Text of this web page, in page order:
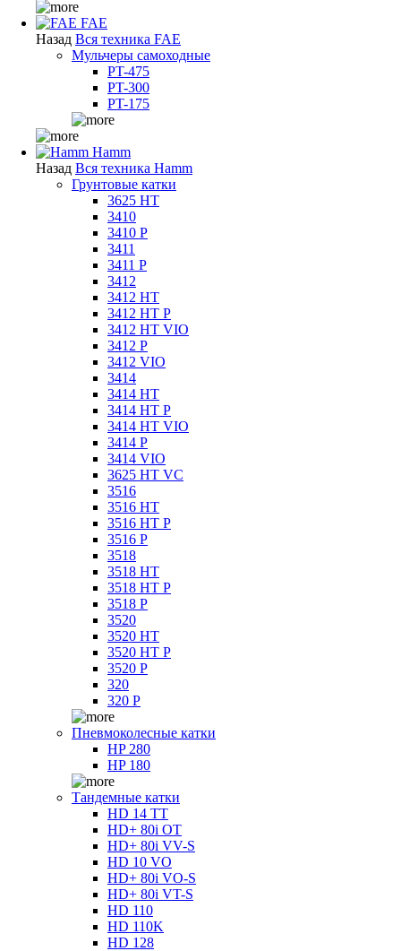
FAE
Назад Вся техника FAE
Мульчеры самоходные
PT-475
PT-300
PT-175
Hamm
Назад Вся техника Hamm
Грунтовые катки
3625 HT
3410
3410 P
3411
3411 P
3412
3412 HT
3412 HT P
3412 HT VIO
3412 P
3412 VIO
3414
3414 HT
3414 HT P
3414 HT VIO
3414 P
3414 VIO
3625 HT VC
3516
3516 HT
3516 HT P
3516 P
3518
3518 HT
3518 HT P
3518 P
3520
3520 HT
3520 HT P
3520 P
320
320 P
Пневмоколесные катки
HP 280
HP 180
Тандемные катки
HD 14 TT
HD+ 80i OT
HD+ 80i VV-S
HD 10 VO
HD+ 80i VO-S
HD+ 80i VT-S
HD 110
HD 110K
HD 128